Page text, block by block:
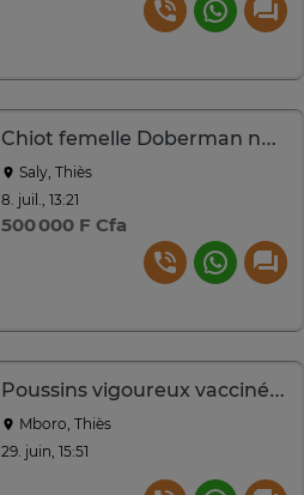
Chiot femelle Doberman noir et feu
Saly, Thiès
8. juil., 13:21
500 000 F Cfa
Poussins vigoureux vaccinés lot élevé croissance rapide
Mboro, Thiès
29. juin, 15:51